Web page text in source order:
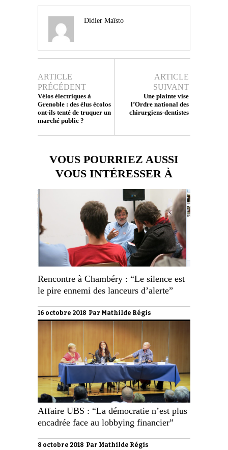
Didier Maïsto
ARTICLE
PRÉCÉDENT
Vélos électriques à
Grenoble : des élus écolos
ont-ils tenté de truquer un
marché public ?
ARTICLE
SUIVANT
Une plainte vise
l’Ordre national des
chirurgiens-dentistes
VOUS POURRIEZ AUSSI
VOUS INTÉRESSER À
Rencontre à Chambéry : “Le silence est
le pire ennemi des lanceurs d’alerte”
16 octobre 2018 Par Mathilde Régis
Affaire UBS : “La démocratie n’est plus
encadrée face au lobbying financier”
8 octobre 2018 Par Mathilde Régis